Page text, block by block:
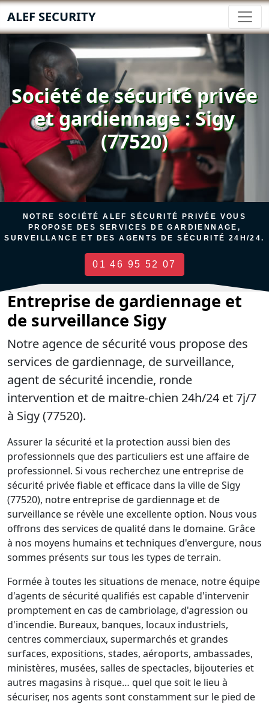
ALEF SECURITY
Société de sécurité privée
et gardiennage : Sigy
(77520)
NOTRE SOCIÉTÉ ALEF SÉCURITÉ PRIVÉE VOUS
PROPOSE DES SERVICES DE GARDIENNAGE,
SURVEILLANCE ET DES AGENTS DE SÉCURITÉ 24H/24.
01 46 95 52 07
Entreprise de gardiennage et
de surveillance Sigy
Notre agence de sécurité vous propose des
services de gardiennage, de surveillance,
agent de sécurité incendie, ronde
intervention et de maitre-chien 24h/24 et 7j/7
à Sigy (77520).
Assurer la sécurité et la protection aussi bien des
professionnels que des particuliers est une affaire de
professionnel. Si vous recherchez une entreprise de
sécurité privée fiable et efficace dans la ville de Sigy
(77520), notre entreprise de gardiennage et de
surveillance se révèle une excellente option. Nous vous
offrons des services de qualité dans le domaine. Grâce
à nos moyens humains et techniques d'envergure, nous
sommes présents sur tous les types de terrain.
Formée à toutes les situations de menace, notre équipe
d'agents de sécurité qualifiés est capable d'intervenir
promptement en cas de cambriolage, d'agression ou
d'incendie. Bureaux, banques, locaux industriels,
centres commerciaux, supermarchés et grandes
surfaces, expositions, stades, aéroports, ambassades,
ministères, musées, salles de spectacles, bijouteries et
autres magasins à risque… quel que soit le lieu à
sécuriser, nos agents sont constamment sur le pied de